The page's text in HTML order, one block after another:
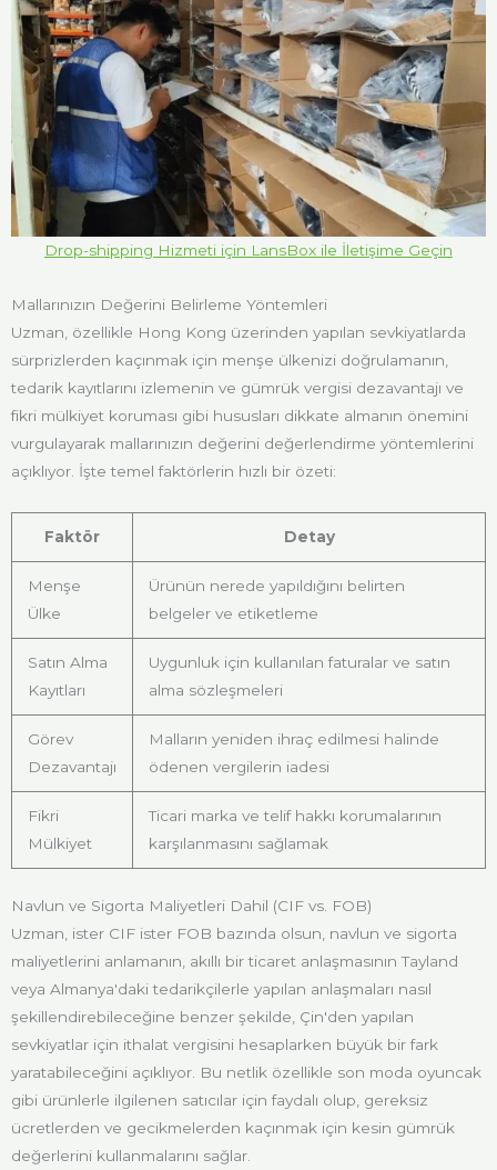
Drop-shipping Hizmeti için LansBox ile İletişime Geçin
Mallarınızın Değerini Belirleme Yöntemleri
Uzman, özellikle Hong Kong üzerinden yapılan sevkiyatlarda
sürprizlerden kaçınmak için menşe ülkenizi doğrulamanın,
tedarik kayıtlarını izlemenin ve gümrük vergisi dezavantajı ve
fikri mülkiyet koruması gibi hususları dikkate almanın önemini
vurgulayarak mallarınızın değerini değerlendirme yöntemlerini
açıklıyor. İşte temel faktörlerin hızlı bir özeti:
Faktör Detay
Menşe
Ülke
Ürünün nerede yapıldığını belirten
belgeler ve etiketleme
Satın Alma
Kayıtları
Uygunluk için kullanılan faturalar ve satın
alma sözleşmeleri
Görev
Dezavantajı
Malların yeniden ihraç edilmesi halinde
ödenen vergilerin iadesi
Fikri
Mülkiyet
Ticari marka ve telif hakkı korumalarının
karşılanmasını sağlamak
Navlun ve Sigorta Maliyetleri Dahil (CIF vs. FOB)
Uzman, ister CIF ister FOB bazında olsun, navlun ve sigorta
maliyetlerini anlamanın, akıllı bir ticaret anlaşmasının Tayland
veya Almanya'daki tedarikçilerle yapılan anlaşmaları nasıl
şekillendirebileceğine benzer şekilde, Çin'den yapılan
sevkiyatlar için ithalat vergisini hesaplarken büyük bir fark
yaratabileceğini açıklıyor. Bu netlik özellikle son moda oyuncak
gibi ürünlerle ilgilenen satıcılar için faydalı olup, gereksiz
ücretlerden ve gecikmelerden kaçınmak için kesin gümrük
değerlerini kullanmalarını sağlar.